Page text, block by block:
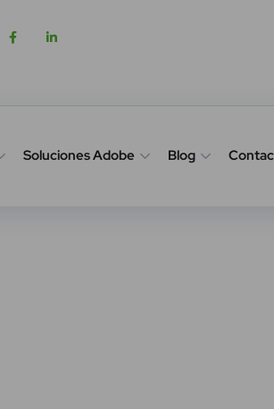
Soluciones Adobe Blog